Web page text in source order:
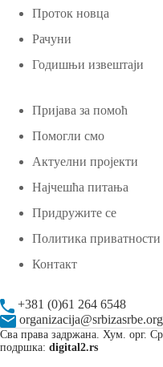
Проток новца
Рачуни
Годишњи извештаји
Пријава за помоћ
Помогли смо
Актуелни пројекти
Најчешћа питања
Придружите се
Политика приватности
Контакт
+381 (0)61 264 6548
organizacija@srbizasrbe.org
Сва права задржана. Хум. орг.
подршка: digital2.rs